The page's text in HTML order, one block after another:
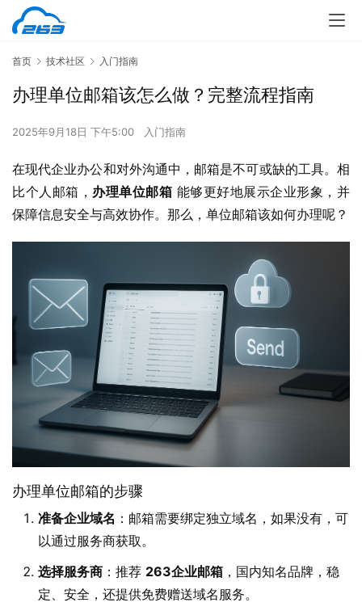
首页 技术社区 入门指南
办理单位邮箱该怎么做？完整流程指南
2025年9月18日 下午5:00 入门指南
在现代企业办公和对外沟通中，邮箱是不可或缺的工具。相
比个人邮箱， 办理单位邮箱 能够更好地展示企业形象，并
保障信息安全与高效协作。那么，单位邮箱该如何办理呢？
办理单位邮箱的步骤
准备企业域名 ：邮箱需要绑定独立域名，如果没有，可
以通过服务商获取。
选择服务商 ：推荐 263企业邮箱 ，国内知名品牌，稳
定、安全，还提供免费赠送域名服务。